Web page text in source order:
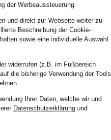
der Werbeaussteuerung.
und direkt zur Webseite weiter zu
Beschreibung der Cookie-
sowie eine individuelle Auswahl
widerrufen (z.B. im Fußbereich
die bisherige Verwendung der Tools
Ihrer Daten, welche wir und
Datenschutzerklärung und